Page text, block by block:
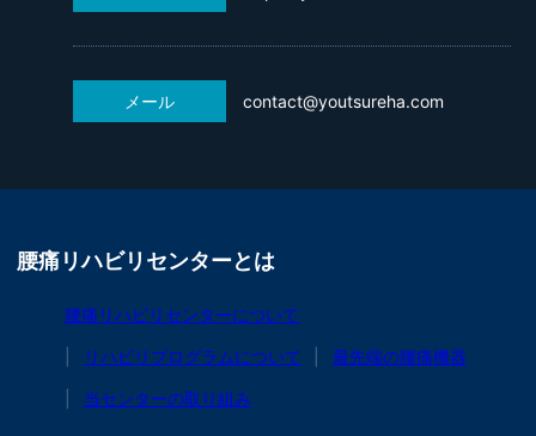
メール contact@youtsureha.com
腰痛リハビリセンターとは
腰痛リハビリセンターについて
リハビリプログラムについて 最先端の腰痛機器
当センターの取り組み